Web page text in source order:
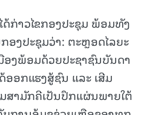
ກ່າວໄຂກອງປະຊຸມ ພ້ອມທັງ
ອງປະຊຸມວ່າ: ຕະຫຼອດໄລຍະ
ອງພ້ອມດ້ວຍປະຊາຊົນບັນດາ
ອອກແຮງສູ້ຊົນ ແລະ ເສີມ
ສາມັກຄີເປັນປຶກແຜ່ນພາຍໃຕ້